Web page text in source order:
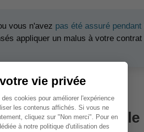
vous n'avez pas été assuré
appliquer un malus à votre
conserve-t-on le